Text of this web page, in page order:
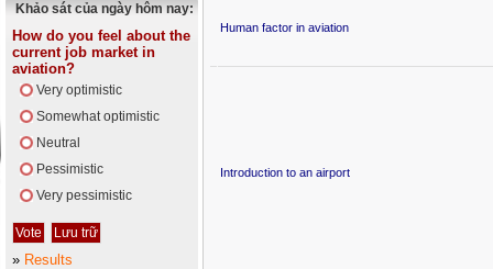
Khảo sát của ngày hôm nay:
How do you feel about the
current job market in
aviation?
Very optimistic
Somewhat optimistic
Neutral
Pessimistic
Very pessimistic
» Results
Human factor in aviation
Introduction to an airport